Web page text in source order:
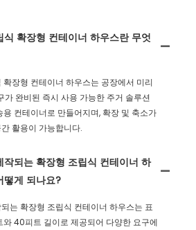
식 확장형 컨테이너 하우스란 무엇
확장형 컨테이너 하우스는 공장에서 미리
가 완비된 즉시 사용 가능한 주거 솔루션
용 컨테이너로 만들어지며, 확장 및 축소가
활용이 가능합니다.
작되는 확장형 조립식 컨테이너 하
떻게 되나요?
는 확장형 조립식 컨테이너 하우스는 표
와 40피트 길이로 제공되어 다양한 요구에